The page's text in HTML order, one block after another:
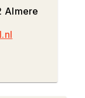
Almere